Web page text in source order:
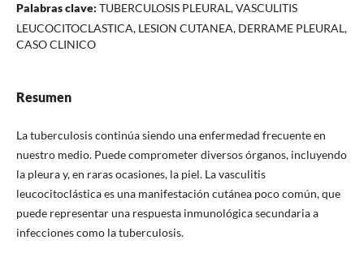
Palabras clave: TUBERCULOSIS PLEURAL, VASCULITIS
LEUCOCITOCLASTICA, LESION CUTANEA, DERRAME PLEURAL,
CASO CLINICO
Resumen
La tuberculosis continúa siendo una enfermedad frecuente en
nuestro medio. Puede comprometer diversos órganos, incluyendo
la pleura y, en raras ocasiones, la piel. La vasculitis
leucocitoclástica es una manifestación cutánea poco común, que
puede representar una respuesta inmunológica secundaria a
infecciones como la tuberculosis.